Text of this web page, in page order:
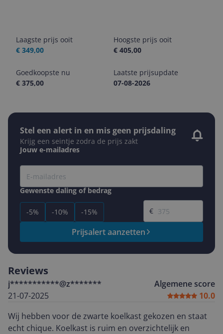
Laagste prijs ooit
€ 349,00
Hoogste prijs ooit
€ 405,00
Goedkoopste nu
€ 375,00
Laatste prijsupdate
07-08-2026
Stel een alert in en mis geen prijsdaling
Krijg een seintje zodra de prijs zakt
Jouw e-mailadres
Gewenste daling of bedrag
-5% -10% -15%
Gewenste prijs
€
Prijsalert aanzetten
Reviews
j***********@z*******
21-07-2025
Algemene score
10.0
Wij hebben voor de zwarte koelkast gekozen en staat
echt chique. Koelkast is ruim en overzichtelijk en